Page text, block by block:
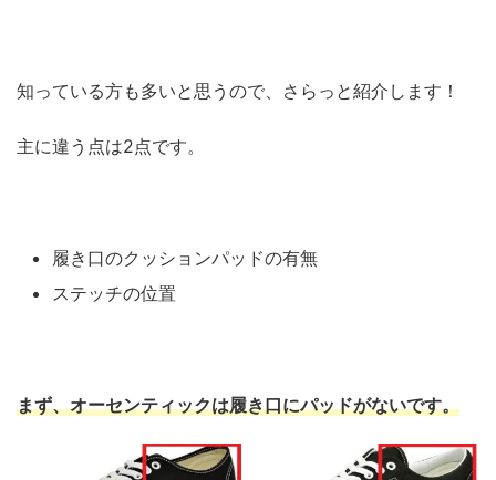
知っている方も多いと思うので、さらっと紹介します！
主に違う点は2点です。
履き口のクッションパッドの有無
ステッチの位置
まず、オーセンティックは履き口にパッドがないです。